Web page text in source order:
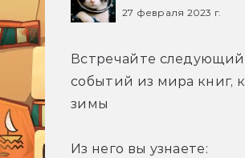
27 февраля 2023 г.
Встречайте следующий
событий из мира книг,
зимы
Из него вы узнаете: